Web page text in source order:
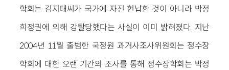
학회는 김지태씨가 국가에 자진 헌납한 것이 아니라 박정
희정권에 의해 강탈당했다는 사실이 이미 밝혀졌다. 지난
2004년 11월 출범한 국정원 과거사조사위원회는 정수장
학회에 대한 오랜 기간의 조사를 통해 정수장학회는 박정